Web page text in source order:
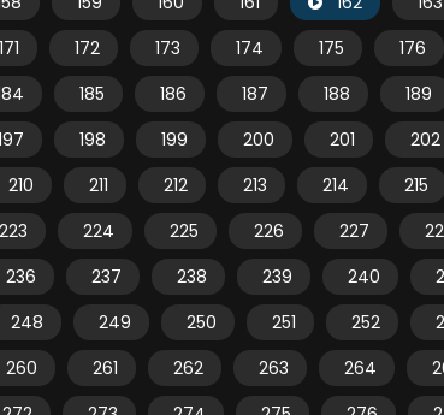
171
172 173 174 175 176
185 186 187 188 189
198 199 200 201 202
210
211 212 213 214 215
223
224 225 226 227
236
237 238 239 240
248
249 250 251 252
260
261 262 263 264